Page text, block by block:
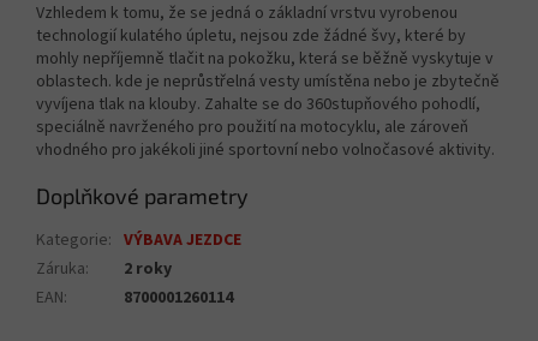
Vzhledem k tomu, že se jedná o základní vrstvu vyrobenou
technologií kulatého úpletu, nejsou zde žádné švy, které by
mohly nepříjemně tlačit na pokožku, která se běžně vyskytuje v
oblastech. kde je neprůstřelná vesty umístěna nebo je zbytečně
vyvíjena tlak na klouby. Zahalte se do 360stupňového pohodlí,
speciálně navrženého pro použití na motocyklu, ale zároveň
vhodného pro jakékoli jiné sportovní nebo volnočasové aktivity.
Doplňkové parametry
Kategorie: VÝBAVA JEZDCE
Záruka:
2 roky
EAN: 8700001260114